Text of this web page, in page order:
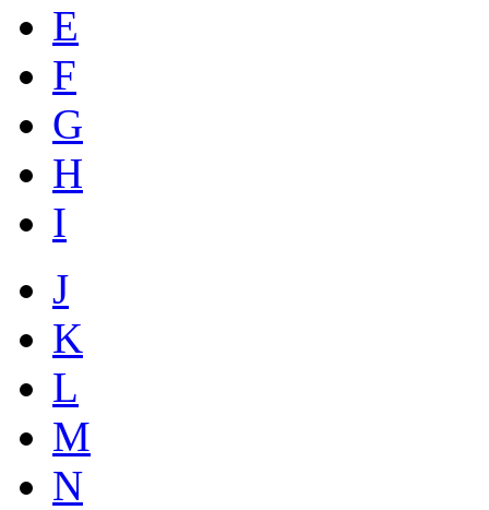
E
F
G
H
I
J
K
L
M
N